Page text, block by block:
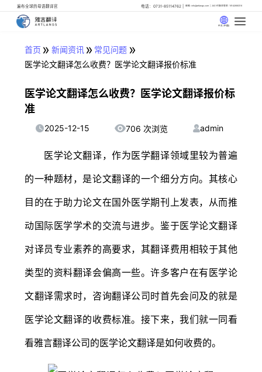
遍布全球的母语翻译官 电话：0731-85114762 邮箱: info@artlangs.com 24小时翻译管家: 18142666316
中文 (中国)
首页 » 新闻资讯» 常见问题 »
医学论文翻译怎么收费？医学论文翻译报价标准
医学论文翻译怎么收费？医学论文翻译报价标
准
2025-12-15 706 次浏览 admin
医学论文翻译，作为医学翻译领域里较为普遍
的一种题材，是论文翻译的一个细分方向。其核心
目的在于助力论文在国外医学期刊上发表，从而推
动国际医学学术的交流与进步。鉴于医学论文翻译
对译员专业素养的高要求，其翻译费用相较于其他
类型的资料翻译会偏高一些。许多客户在有医学论
文翻译需求时，咨询翻译公司时首先会问及的就是
医学论文翻译的收费标准。接下来，我们就一同看
看雅言翻译公司的医学论文翻译是如何收费的。